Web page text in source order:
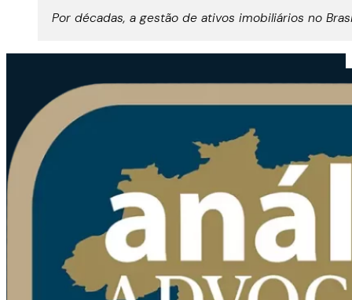
Por décadas, a gestão de ativos imobiliários no